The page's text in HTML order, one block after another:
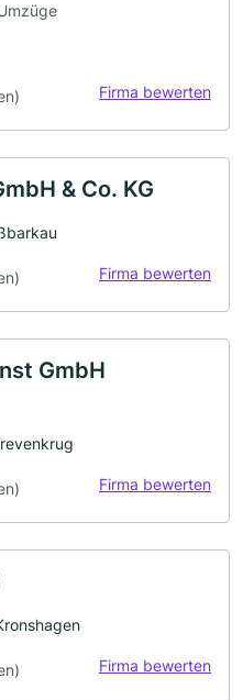
Firma bewerten
& Co. KG
Firma bewerten
GmbH
Firma bewerten
Firma bewerten